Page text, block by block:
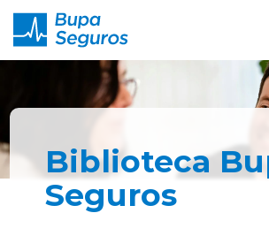
Seguros para Personas
Seguros para Empresas
Biblioteca
Seguros